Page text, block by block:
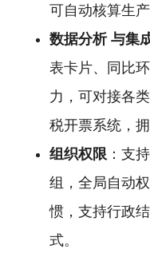
可自动核算生
数据分析 与集
表卡片、同比
力，可对接各
税开票系统，
组织权限 ：支
组，全局自动
惯，支持行政
式。